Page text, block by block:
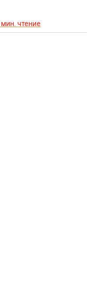
мин. чтение